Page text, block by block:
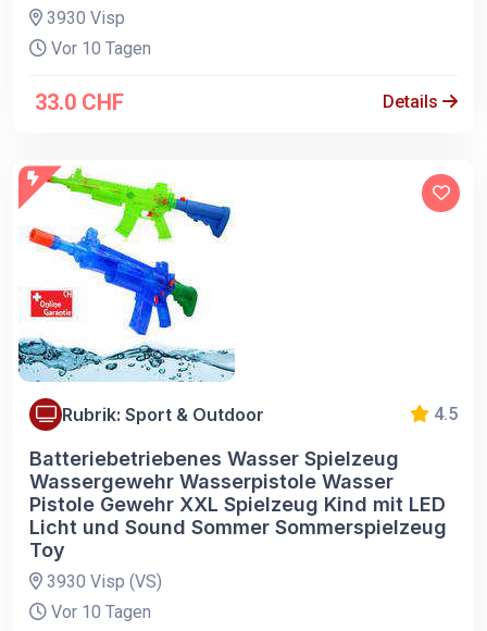
3930 Visp
Vor 10 Tagen
33.0 CHF Details
Rubrik: Sport & Outdoor 4.5
Batteriebetriebenes Wasser Spielzeug
Wassergewehr Wasserpistole Wasser
Pistole Gewehr XXL Spielzeug Kind mit LED
Licht und Sound Sommer Sommerspielzeug
Toy
3930 Visp (VS)
Vor 10 Tagen